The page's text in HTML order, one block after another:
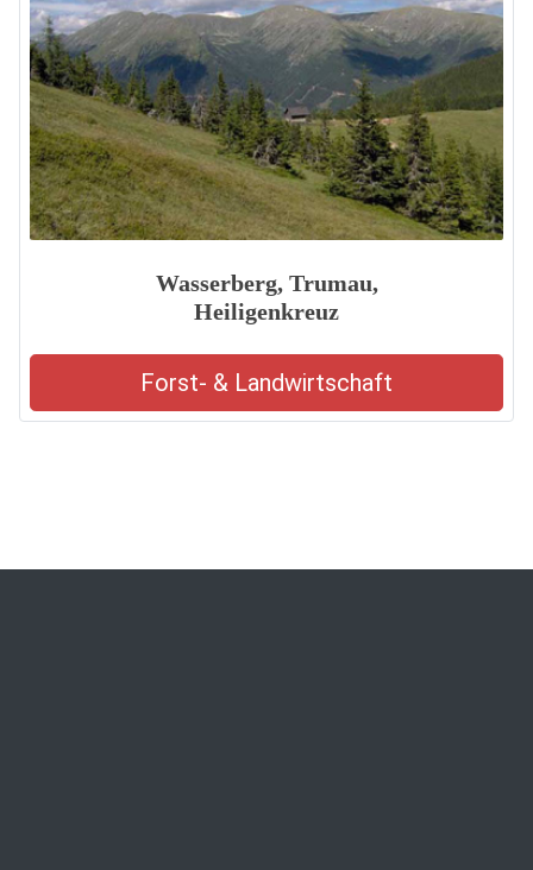
Wasserberg, Trumau,
Heiligenkreuz
Forst- & Landwirtschaft